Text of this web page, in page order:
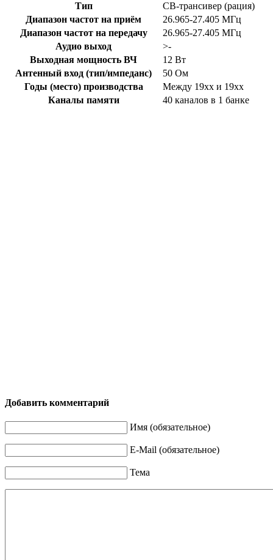
Тип
CB-трансивер (рация)
Диапазон частот на приём
26.965-27.405 МГц
Диапазон частот на передачу
26.965-27.405 МГц
Аудио выход
>-
Выходная мощность ВЧ
12 Вт
Антенный вход (тип/импеданс)
50 Ом
Годы (место) производства
Между 19xx и 19xx
Каналы памяти
40 каналов в 1 банке
Добавить комментарий
Имя (обязательное)
E-Mail (обязательное)
Тема